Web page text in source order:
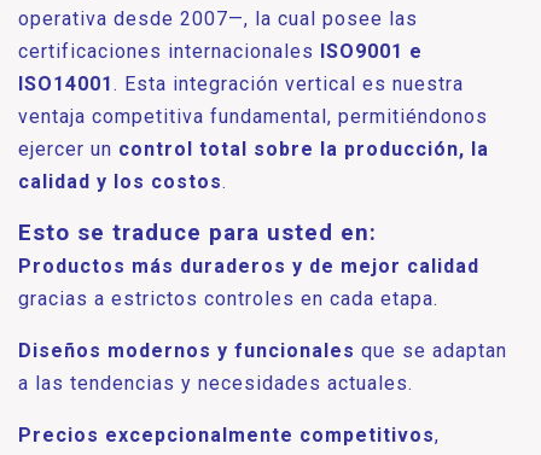
operativa desde 2007—, la cual posee las
certificaciones internacionales
ISO9001 e
ISO14001 . Esta integración vertical es nuestra
ventaja competitiva fundamental, permitiéndonos
ejercer un control total sobre la producción, la
calidad y los costos.
Esto se traduce para usted en:
Productos más duraderos y de mejor calidad
gracias a estrictos controles en cada etapa.
Diseños modernos y funcionales que se adaptan
a las tendencias y necesidades actuales.
Precios excepcionalmente competitivos,